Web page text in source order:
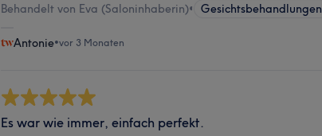
Behandelt von Eva (Saloninhaberin)• Gesichtsbehandlungen
Antonie•vor 3 Monaten
Es war wie immer, einfach perfekt.